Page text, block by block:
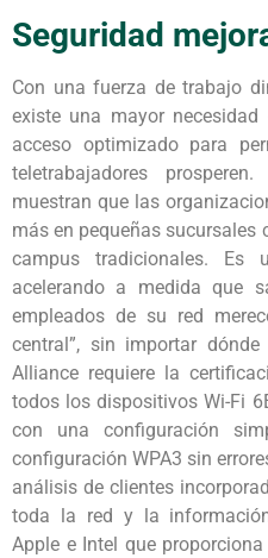
Seguridad
Con una fuerza de trabajo
existe una mayor
acceso optimizado para
teletrabajadores
muestran que las
más en pequeñas
campus tradicionales. Es
acelerando a medida que
empleados de su red
central”, sin importar
Alliance requiere la
todos los dispositivos Wi-Fi
con una configuración
configuración WPA3 sin
análisis de clientes
toda la red y la
Apple e Intel que